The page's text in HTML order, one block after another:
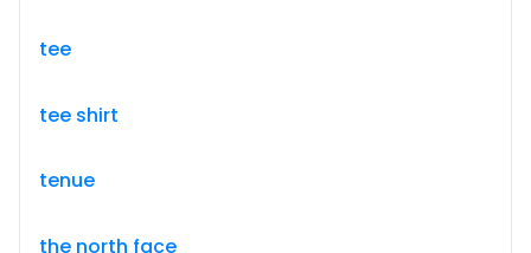
tee
tee shirt
tenue
the north face